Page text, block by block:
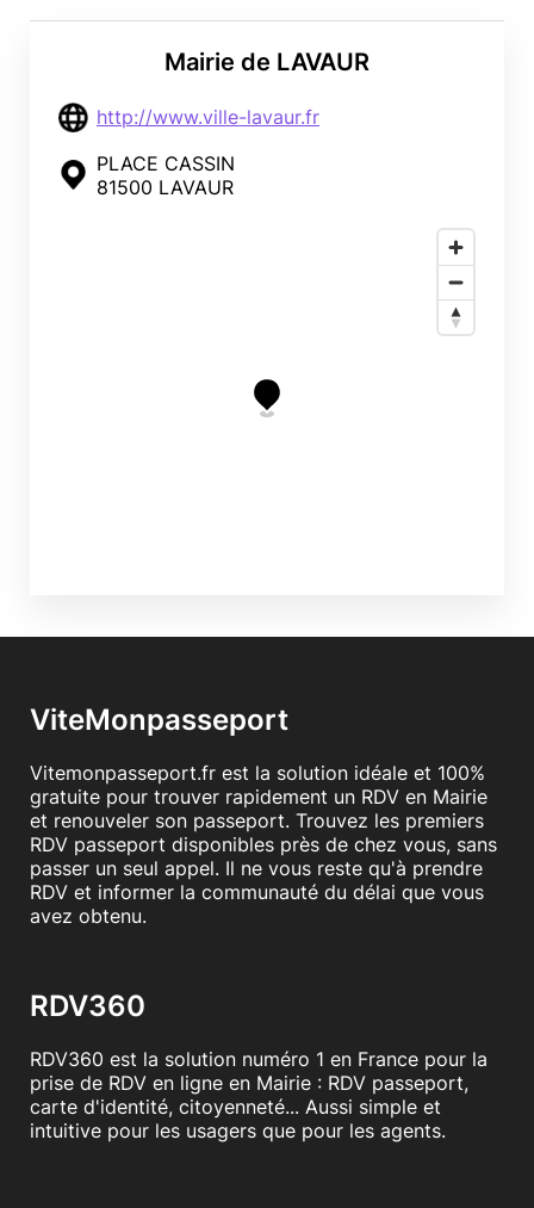
Mairie de LAVAUR
http://www.ville-lavaur.fr
PLACE CASSIN
81500 LAVAUR
ViteMonpasseport
Vitemonpasseport.fr est la solution idéale et 100%
gratuite pour trouver rapidement un RDV en Mairie
et renouveler son passeport. Trouvez les premiers
RDV passeport disponibles près de chez vous, sans
passer un seul appel. Il ne vous reste qu'à prendre
RDV et informer la communauté du délai que vous
avez obtenu.
RDV360
RDV360 est la solution numéro 1 en France pour la
prise de RDV en ligne en Mairie : RDV passeport,
carte d'identité, citoyenneté... Aussi simple et
intuitive pour les usagers que pour les agents.